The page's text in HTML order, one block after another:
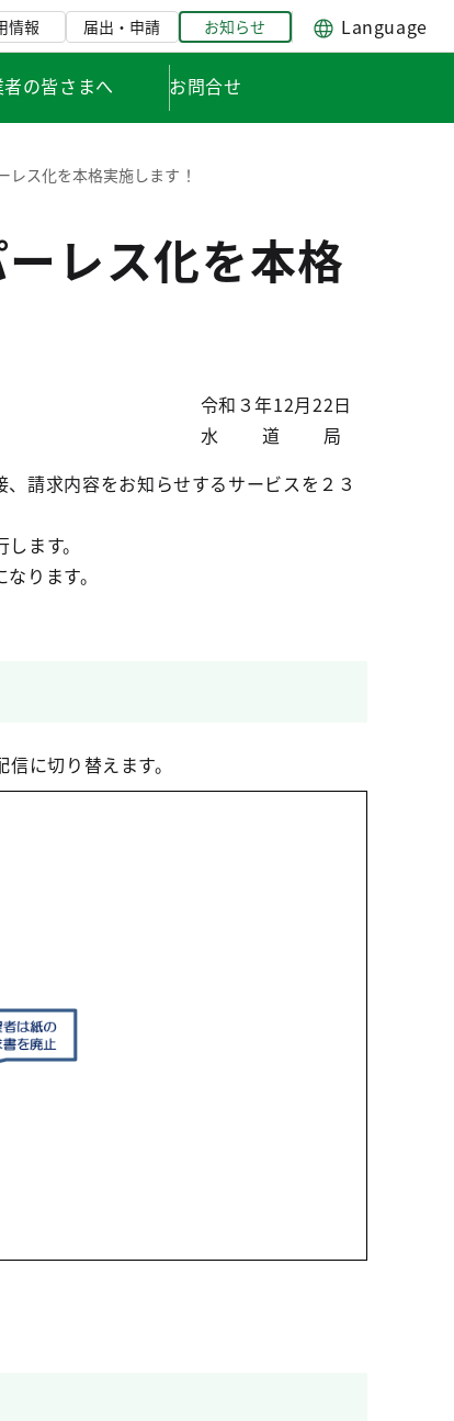
情報 届出・申請 お知らせ Language
の皆さまへ お問合せ
ス化を本格実施します！
レス化を本格
令和３年12月22日
水道局
請求内容をお知らせするサービスを２３
ます。
ります。
に切り替えます。